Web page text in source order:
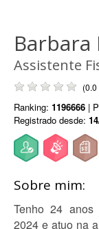
Barbara
Assistente
Ranking: 1196666 |
Registrado desde:
Sobre mim:
Tenho 24 anos
2024 e atuo na